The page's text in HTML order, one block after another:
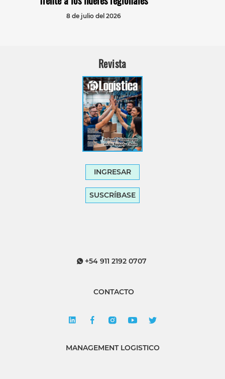
8 de julio del 2026
Revista
INGRESAR
SUSCRÍBASE
+54 911 2192 0707
CONTACTO
MANAGEMENT LOGISTICO